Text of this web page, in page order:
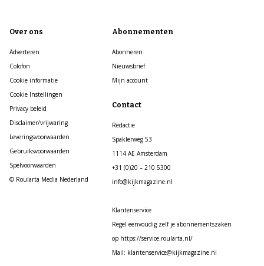
Over ons
Adverteren
Colofon
Cookie informatie
Cookie Instellingen
Privacy beleid
Disclaimer/vrijwaring
Leveringsvoorwaarden
Gebruiksvoorwaarden
Spelvoorwaarden
© Roularta Media Nederland
Abonnementen
Abonneren
Nieuwsbrief
Mijn account
Contact
Redactie
Spaklerweg 53
1114 AE Amsterdam
+31 (0)20 – 210 5300
info@kijkmagazine.nl
Klantenservice
Regel eenvoudig zelf je abonnementszaken
op https://service.roularta.nl/
Mail: klantenservice@kijkmagazine.nl